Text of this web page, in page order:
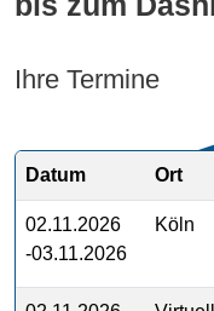
Ihre Termine
Datum Ort
02.11.2026
-03.11.2026
Köln